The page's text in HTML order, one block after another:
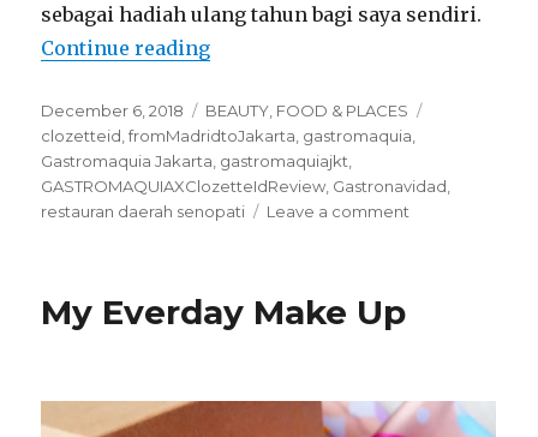
sebagai hadiah ulang tahun bagi saya sendiri.
Continue reading“Christmas Lunch at
Posted
on
December 6, 2018 Categories
BEAUTY FOOD & PLACES
clozetteid ,fromMadridtoJakarta gastromaquia
Gastromaquia Jakarta gastromaquiajkt
GASTROMAQUIAXClozetteIdReview Gastronavidad
restauran daerah senopati
Leave a comment
My Everday Make Up